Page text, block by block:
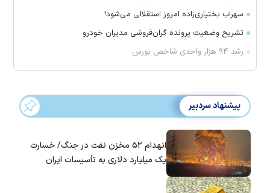
سهراب بختیاری‌زاده امروز استقلالی می‌شود!
تشریح وضعیت پرونده گران‌فروشی مدیران خودرو
رشد ۹۴ هزار واحدی شاخص بورس
پیشنهاد سردبیر
انهدام ۵۲ مخزن نفت در جنگ/ خسارت
یک میلیارد دلاری به تأسیسات ایران